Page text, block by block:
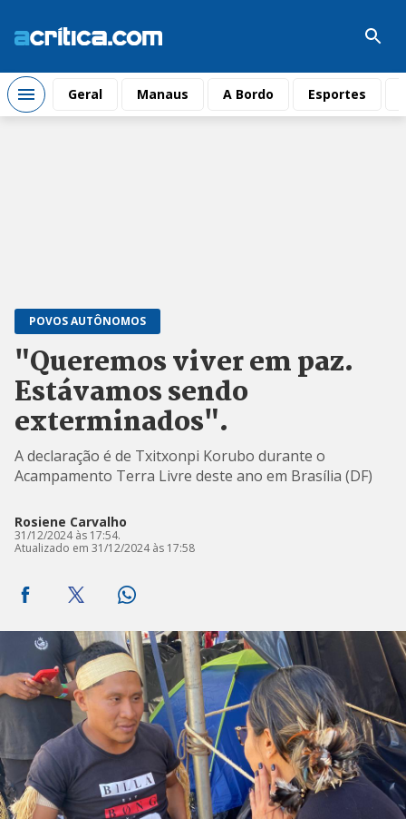
Geral Manaus A Bordo Esportes
POVOS AUTÔNOMOS
"Queremos viver em paz.
Estávamos sendo
exterminados".
A declaração é de Txitxonpi Korubo durante o
Acampamento Terra Livre deste ano em Brasília (DF)
Rosiene Carvalho
31/12/2024 às 17:54.
Atualizado em 31/12/2024 às 17:58